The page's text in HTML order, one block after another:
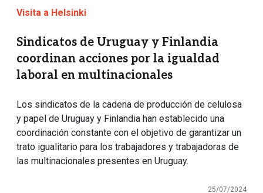
Visita a Helsinki
Sindicatos de Uruguay y Finlandia
coordinan acciones por la igualdad
laboral en multinacionales
Los sindicatos de la cadena de producción de celulosa
y papel de Uruguay y Finlandia han establecido una
coordinación constante con el objetivo de garantizar un
trato igualitario para los trabajadores y trabajadoras de
las multinacionales presentes en Uruguay.
25/07/2024